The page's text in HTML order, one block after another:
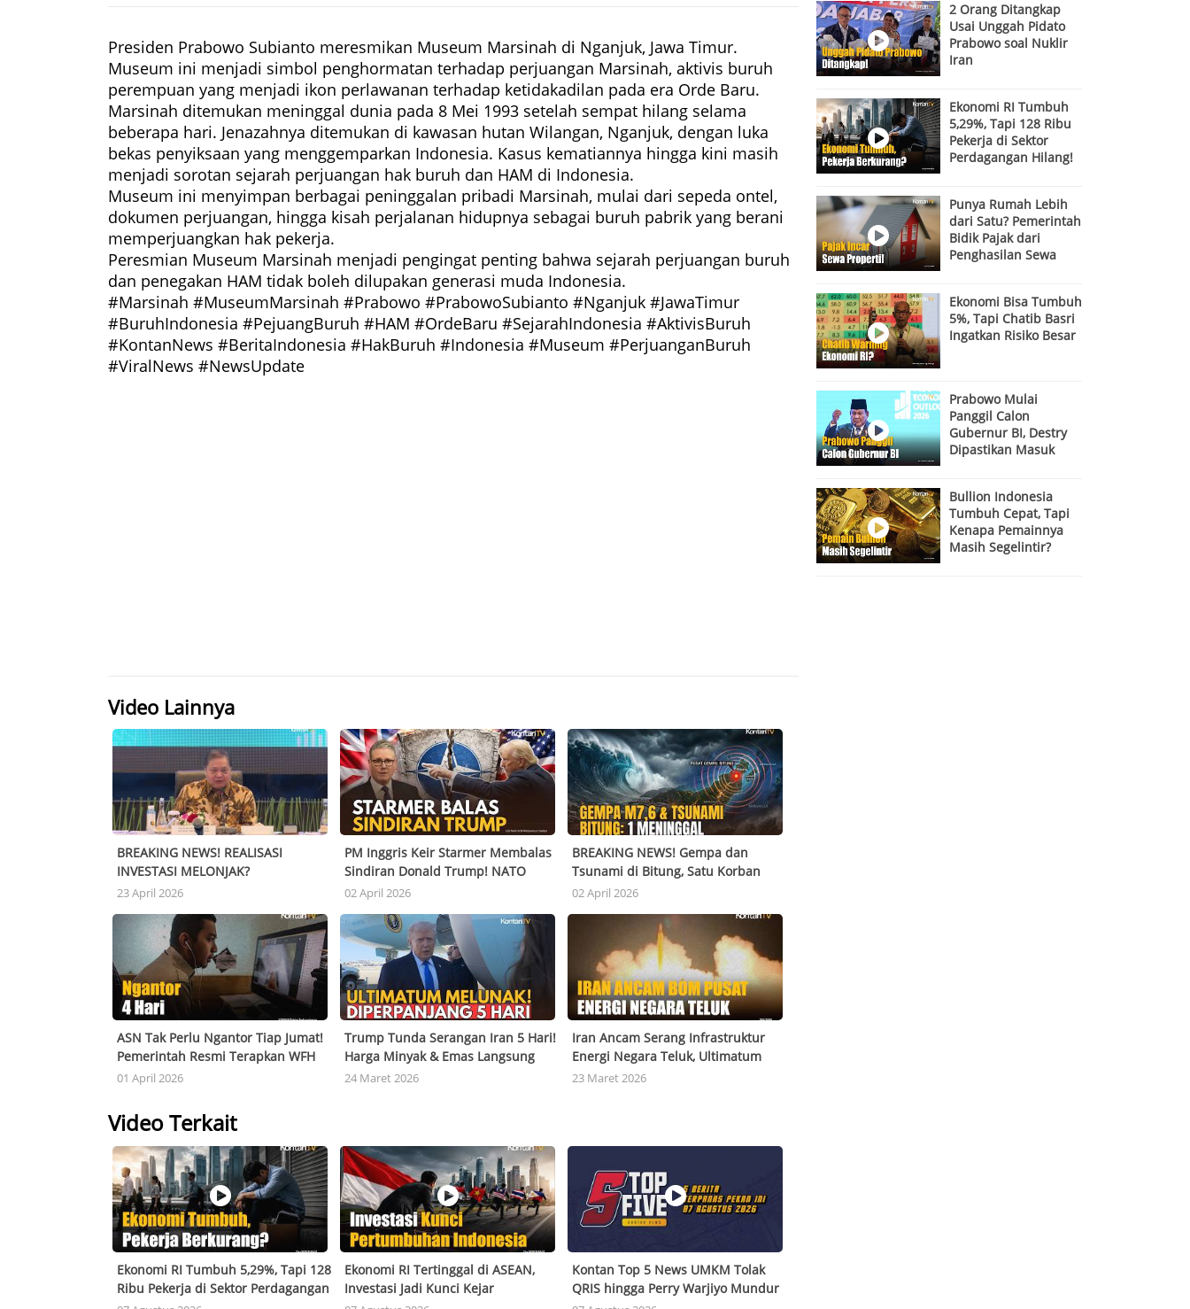
Presiden Prabowo Subianto meresmikan Museum Marsinah di Nganjuk, Jawa Timur.
Museum ini menjadi simbol penghormatan terhadap perjuangan Marsinah, aktivis buruh
perempuan yang menjadi ikon perlawanan terhadap ketidakadilan pada era Orde Baru.
Marsinah ditemukan meninggal dunia pada 8 Mei 1993 setelah sempat hilang selama
beberapa hari. Jenazahnya ditemukan di kawasan hutan Wilangan, Nganjuk, dengan luka
bekas penyiksaan yang menggemparkan Indonesia. Kasus kematiannya hingga kini masih
menjadi sorotan sejarah perjuangan hak buruh dan HAM di Indonesia.
Museum ini menyimpan berbagai peninggalan pribadi Marsinah, mulai dari sepeda ontel,
dokumen perjuangan, hingga kisah perjalanan hidupnya sebagai buruh pabrik yang berani
memperjuangkan hak pekerja.
Peresmian Museum Marsinah menjadi pengingat penting bahwa sejarah perjuangan buruh
dan penegakan HAM tidak boleh dilupakan generasi muda Indonesia.
#Marsinah #MuseumMarsinah #Prabowo #PrabowoSubianto #Nganjuk #JawaTimur
#BuruhIndonesia #PejuangBuruh #HAM #OrdeBaru #SejarahIndonesia #AktivisBuruh
#KontanNews #BeritaIndonesia #HakBuruh #Indonesia #Museum #PerjuanganBuruh
#ViralNews #NewsUpdate
Video Lainnya
BREAKING NEWS! REALISASI
INVESTASI MELONJAK?
23 April 2026
PM Inggris Keir Starmer Membalas
Sindiran Donald Trump! NATO
Terpecah?
02 April 2026
BREAKING NEWS! Gempa dan
Tsunami di Bitung, Satu Korban
Meninggal Dunia
02 April 2026
ASN Tak Perlu Ngantor Tiap Jumat!
Pemerintah Resmi Terapkan WFH
Nasional
01 April 2026
Trump Tunda Serangan Iran 5 Hari!
Harga Minyak & Emas Langsung
Anjlok, Dunia Tarik Napas
24 Maret 2026
Iran Ancam Serang Infrastruktur
Energi Negara Teluk, Ultimatum
Trump Picu Eskalasi
23 Maret 2026
Video Terkait
Ekonomi RI Tumbuh 5,29%, Tapi 128
Ribu Pekerja di Sektor Perdagangan
Ekonomi RI Tertinggal di ASEAN,
Investasi Jadi Kunci Kejar
Kontan Top 5 News UMKM Tolak
QRIS hingga Perry Warjiyo Mundur
2 Orang Ditangkap
Usai Unggah Pidato
Prabowo soal Nuklir
Iran
Ekonomi RI Tumbuh
5,29%, Tapi 128 Ribu
Pekerja di Sektor
Perdagangan Hilang!
Punya Rumah Lebih
dari Satu? Pemerintah
Bidik Pajak dari
Penghasilan Sewa
Ekonomi Bisa Tumbuh
5%, Tapi Chatib Basri
Ingatkan Risiko Besar
Prabowo Mulai
Panggil Calon
Gubernur BI, Destry
Dipastikan Masuk
Bullion Indonesia
Tumbuh Cepat, Tapi
Kenapa Pemainnya
Masih Segelintir?